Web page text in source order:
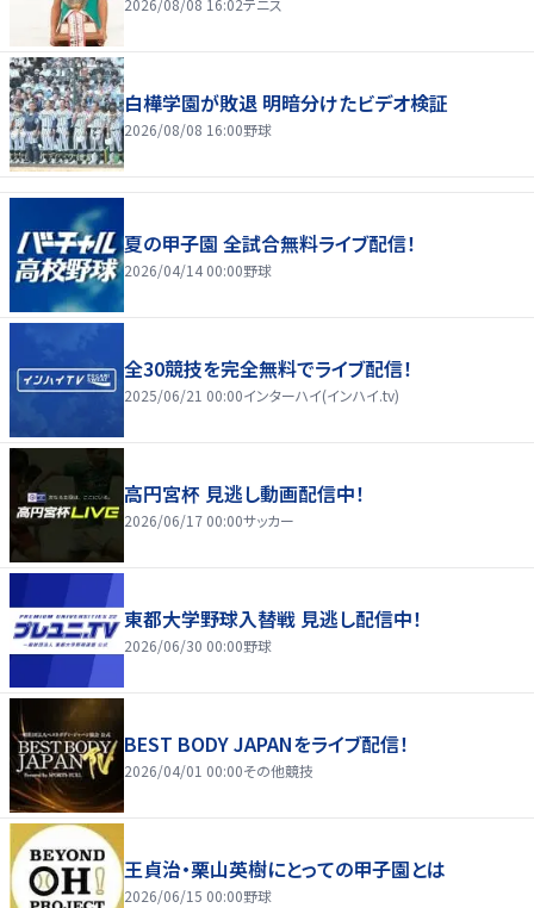
2026/08/08 16:02テニス
白樺学園が敗退 明暗分けたビデオ検証
2026/08/08 16:00野球
夏の甲子園 全試合無料ライブ配信！
2026/04/14 00:00野球
全30競技を完全無料でライブ配信！
2025/06/21 00:00インターハイ(インハイ.tv)
高円宮杯 見逃し動画配信中！
2026/06/17 00:00サッカー
東都大学野球入替戦 見逃し配信中！
2026/06/30 00:00野球
BEST BODY JAPANをライブ配信！
2026/04/01 00:00その他競技
王貞治・栗山英樹にとっての甲子園とは
2026/06/15 00:00野球